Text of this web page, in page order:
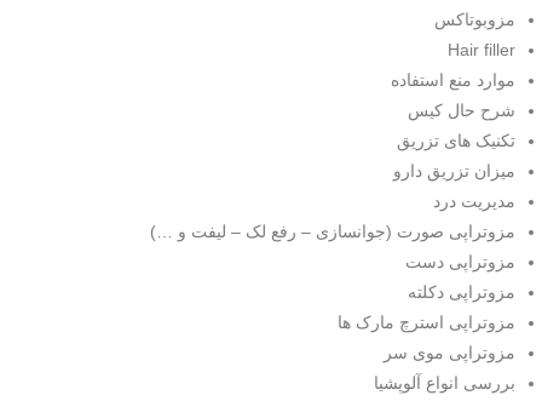
مزوبوتاکس
Hair filler
موارد منع استفاده
شرح حال کیس
تکنیک های تزریق
میزان تزریق دارو
مدیریت درد
مزوتراپی صورت (جوانسازی – رفع لک – لیفت و …)
مزوتراپی دست
مزوتراپی دکلته
مزوتراپی استرچ مارک ها
مزوتراپی موی سر
بررسی انواع آلوپشیا